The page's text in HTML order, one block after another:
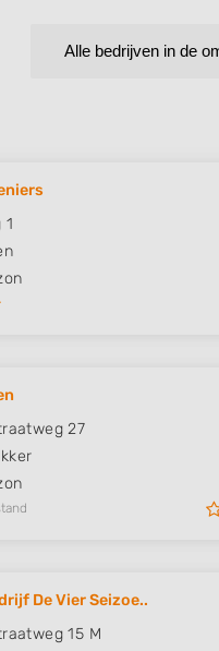
Alle bedrijven in de
1
27
De Vier Seizoe..
15 M